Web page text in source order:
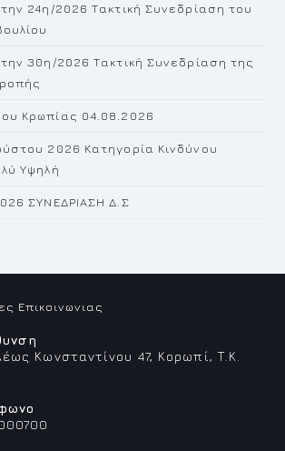
24η/2026 Τακτική Συνεδρίαση του
30η/2026 Τακτική Συνεδρίαση της
Κρωπίας 04.08.2026
2026 Κατηγορία Κινδύνου
Υψηλή
ΣΥΝΕΔΡΙΑΣΗ Δ.Σ
Επικοινωνιας
Κωνσταντίνου 47, Κορωπί, Τ.Κ.